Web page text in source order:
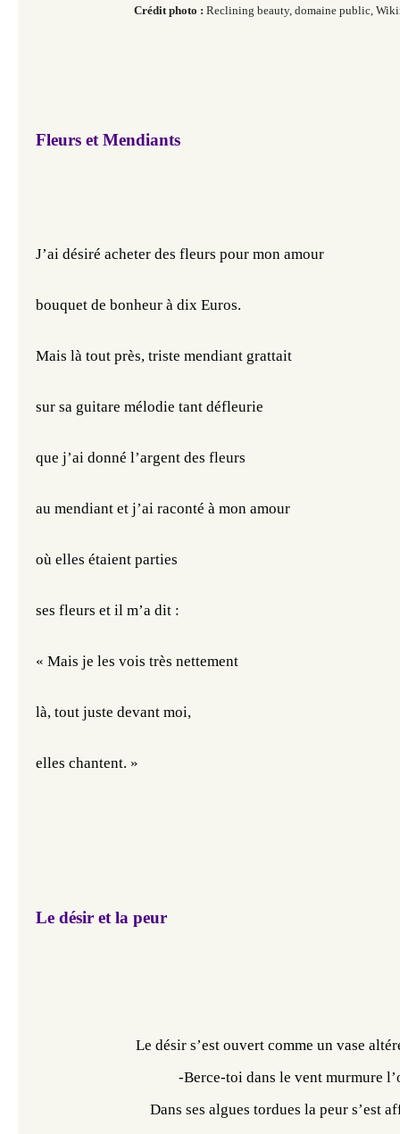
Crédit photo : Reclining beauty, domaine public,
Fleurs et Mendiants
J’ai désiré acheter des fleurs pour mon amour
bouquet de bonheur à dix Euros.
Mais là tout près, triste mendiant grattait
sur sa guitare mélodie tant défleurie
que j’ai donné l’argent des fleurs
au mendiant et j’ai raconté à mon amour
où elles étaient parties
ses fleurs et il m’a dit :
« Mais je les vois très nettement
là, tout juste devant moi,
elles chantent. »
Le désir et la peur
Le désir s’est ouvert comme un vase
-Berce-toi dans le vent murmure
Dans ses algues tordues la peur s’est